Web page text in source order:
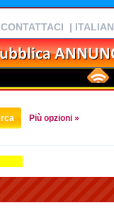
CONTATTACI | ITALIAN
Più opzioni »